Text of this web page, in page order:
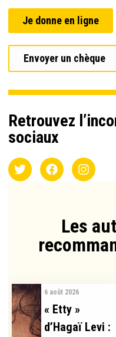
Je donne en ligne
Envoyer un chèque
Retrouvez
sociaux
Les
6 août 2026
« Etty »
d’Hagaï Levi :